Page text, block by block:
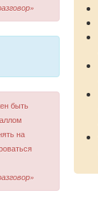
быть
на